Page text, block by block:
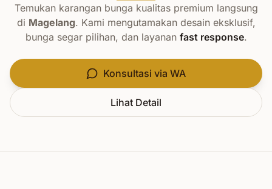
Temukan karangan bunga kualitas premium langsung
di Magelang. Kami mengutamakan desain eksklusif,
bunga segar pilihan, dan layanan fast response.
Konsultasi via WA
Lihat Detail